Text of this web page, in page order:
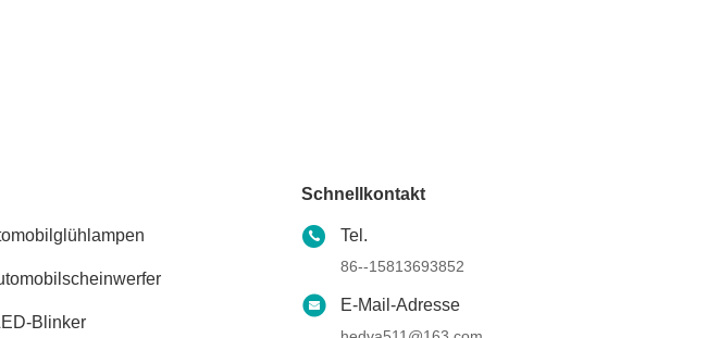
Blinker
Schnellkontakt
Tel.
86--15813693852
E-Mail-Adresse